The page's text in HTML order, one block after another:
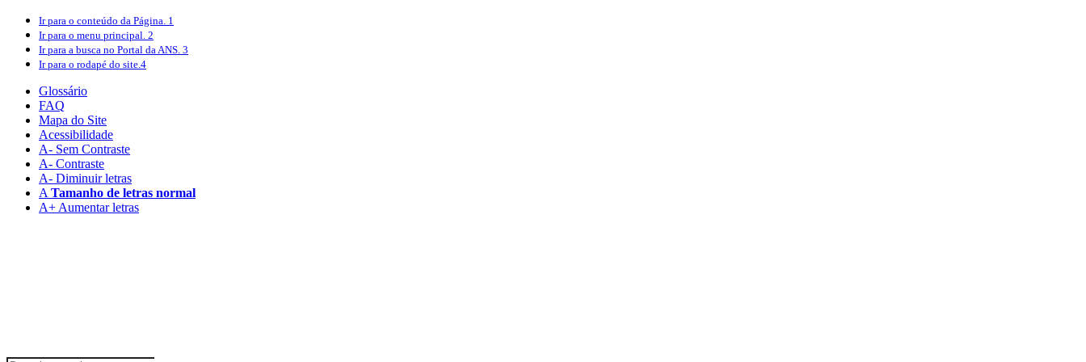
Ir para o conteúdo da Página. 1
Ir para o menu principal. 2
Ir para a busca no Portal da ANS. 3
Ir para o rodapé do site.4
Glossário
FAQ
Mapa do Site
Acessibilidade
A- Sem Contraste
A- Contraste
A- Diminuir letras
A Tamanho de letras normal
A+ Aumentar letras